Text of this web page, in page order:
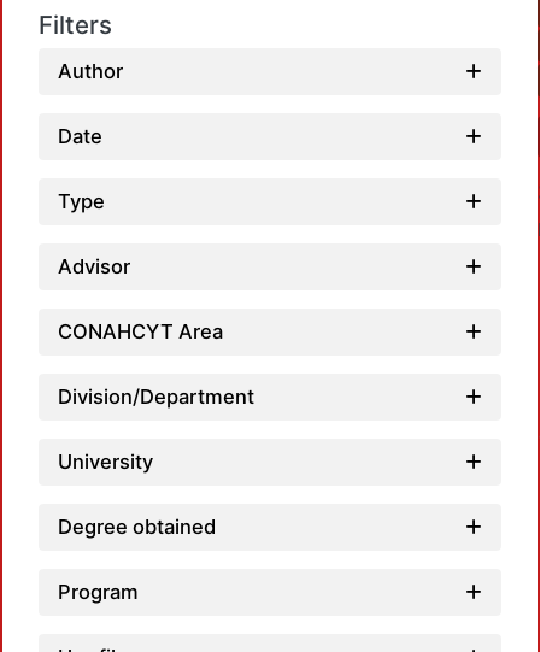
Filters
Author
Date
Type
Advisor
CONAHCYT Area
Division/Department
University
Degree obtained
Program